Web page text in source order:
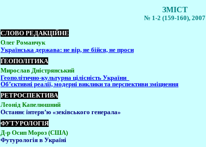
ЗМІСТ
№ 1-2 (159-160), 2007
СЛОВО РЕДАКЦІЙНЕ
Олег Романчук
Українська держава: не вір, не бійся, не проси
ҐЕОПОЛІТИКА
Мирослав Дністрянський
Геополітично-культурна цілісність України
Об’єктивні реалії, модерні виклики та перспективи зміцнення
РЕТРОСПЕКТИВА
Леонід Капелюшний
Останнє інтерв’ю «зеківського генерала»
ФУТУРОЛОГІЯ
Д-р Осип Мороз (США)
Футурологія в Україні